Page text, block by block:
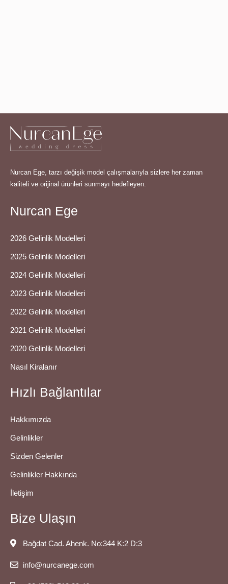
Nurcan Ege, tarzı değişik model çalışmalarıyla sizlere her zaman
kaliteli ve orijinal ürünleri sunmayı hedefleyen.
Nurcan Ege
2026 Gelinlik Modelleri
2025 Gelinlik Modelleri
2024 Gelinlik Modelleri
2023 Gelinlik Modelleri
2022 Gelinlik Modelleri
2021 Gelinlik Modelleri
2020 Gelinlik Modelleri
Nasıl Kiralanır
Hızlı Bağlantılar
Hakkımızda
Gelinlikler
Sizden Gelenler
Gelinlikler Hakkında
İletişim
Bize Ulaşın
Bağdat Cad. Ahenk. No:344 K:2 D:3
info@nurcanege.com